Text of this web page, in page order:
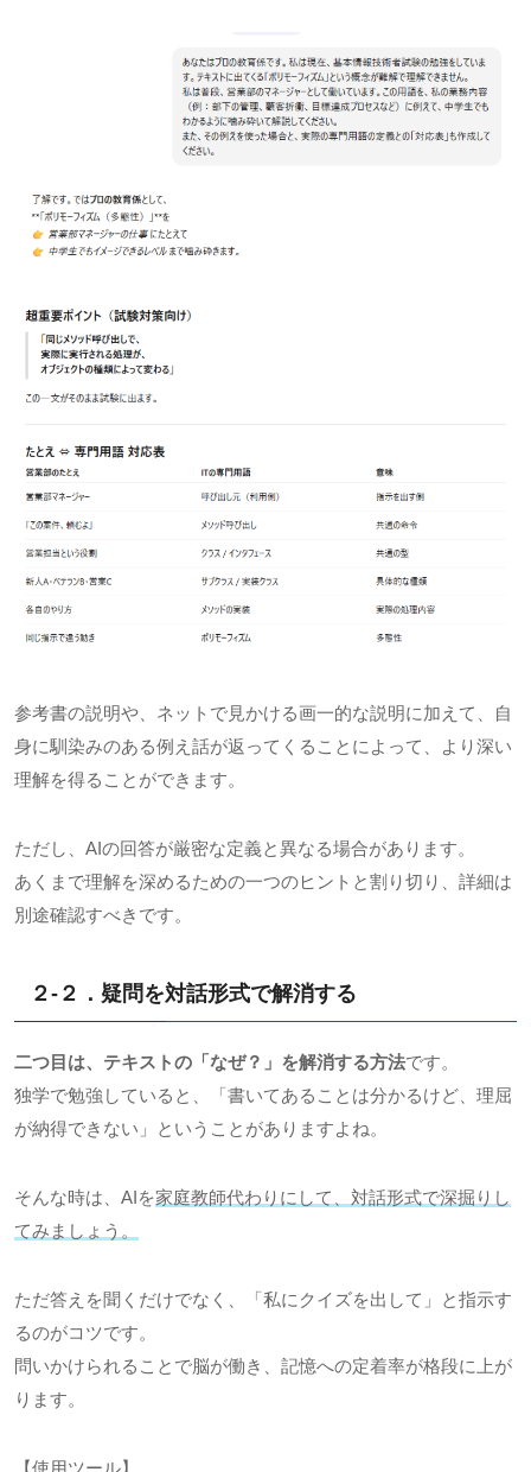
参考書の説明や、ネットで見かける画一的な説明に加えて、自
身に馴染みのある例え話が返ってくることによって、より深い
理解を得ることができます。
ただし、AIの回答が厳密な定義と異なる場合があります。
あくまで理解を深めるための一つのヒントと割り切り、詳細は
別途確認すべきです。
２-２．疑問を対話形式で解消する
二つ目は、テキストの「なぜ？」を解消する方法です。
独学で勉強していると、「書いてあることは分かるけど、理屈
が納得できない」ということがありますよね。
そんな時は、AIを家庭教師代わりにして、対話形式で深掘りし
てみましょう。
ただ答えを聞くだけでなく、「私にクイズを出して」と指示す
るのがコツです。
問いかけられることで脳が働き、記憶への定着率が格段に上が
ります。
【使用ツール】